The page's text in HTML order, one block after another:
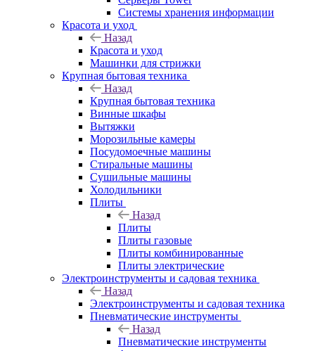
Системы хранения информации
Красота и уход
Назад
Красота и уход
Машинки для стрижки
Крупная бытовая техника
Назад
Крупная бытовая техника
Винные шкафы
Вытяжки
Морозильные камеры
Посудомоечные машины
Стиральные машины
Сушильные машины
Холодильники
Плиты
Назад
Плиты
Плиты газовые
Плиты комбинированные
Плиты электрические
Электроинструменты и садовая техника
Назад
Электроинструменты и садовая техника
Пневматические инструменты
Назад
Пневматические инструменты